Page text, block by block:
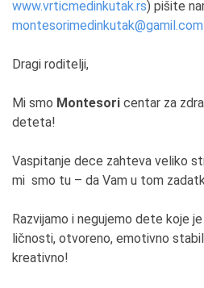
www.vrticmedinkutak.rs) pišite
montesorimedinkutak@gamil.com
Dragi roditelji,
Mi smo Montesori centar za
deteta!
Vaspitanje dece zahteva veliko
mi smo tu – da Vam u tom
Razvijamo i negujemo dete koje
ličnosti, otvoreno, emotivno
kreativno!